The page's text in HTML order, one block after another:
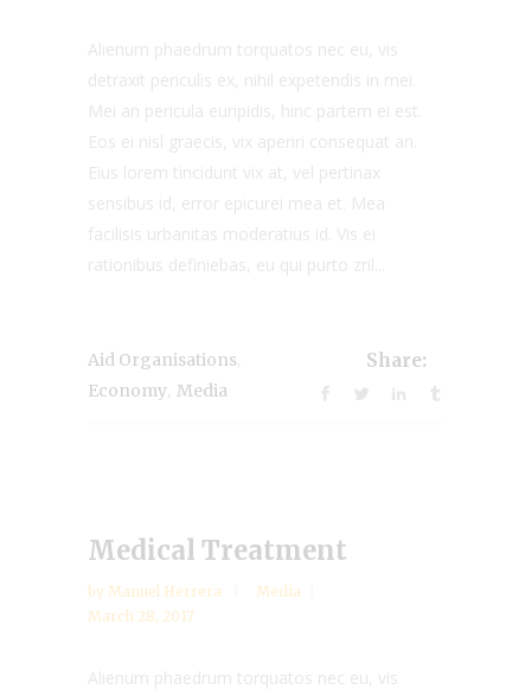
Alienum phaedrum torquatos nec eu, vis
detraxit periculis ex, nihil expetendis in mei.
Mei an pericula euripidis, hinc partem ei est.
Eos ei nisl graecis, vix aperiri consequat an.
Eius lorem tincidunt vix at, vel pertinax
sensibus id, error epicurei mea et. Mea
facilisis urbanitas moderatius id. Vis ei
rationibus definiebas, eu qui purto zril...
Aid Organisations
Economy Media
Share:
Medical Treatment
by Manuel Herrera
Media
March 28, 2017
Alienum phaedrum torquatos nec eu, vis